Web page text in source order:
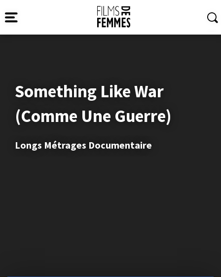
Something Like War
(Comme Une Guerre)
Longs Métrages Documentaire